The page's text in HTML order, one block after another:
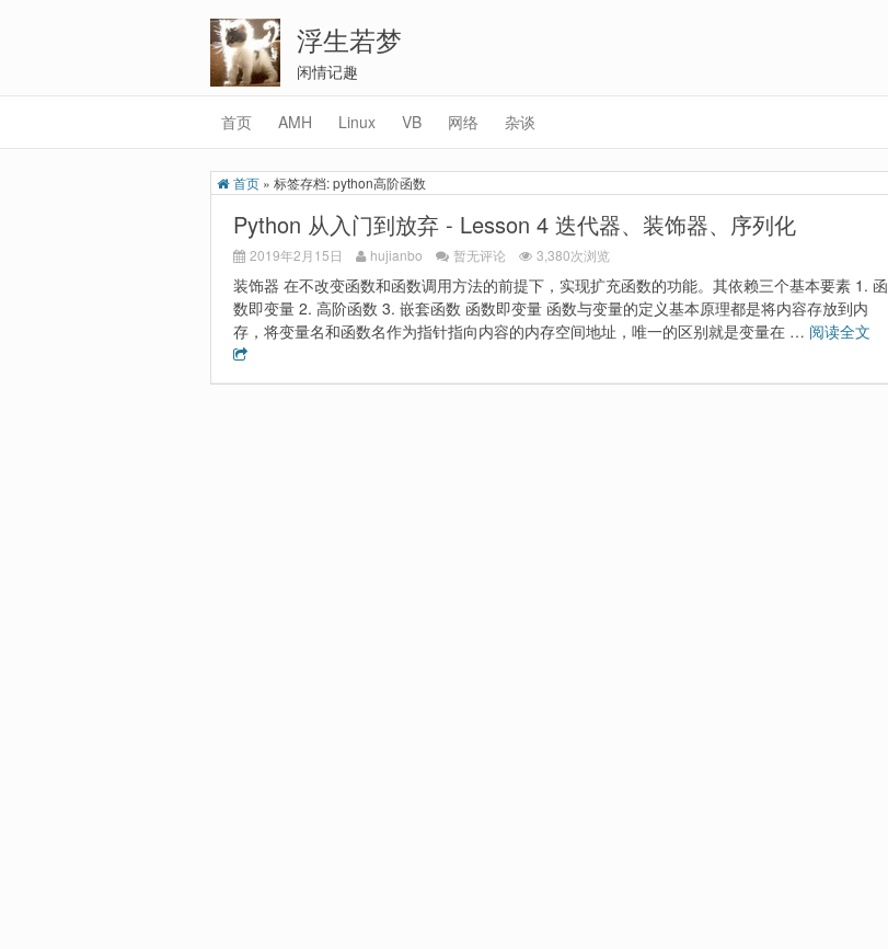
浮生若梦
闲情记趣
首页 AMH Linux VB 网络 杂谈
首页 » 标签存档: python高阶函数
Python 从入门到放弃 - Lesson 4 迭代器、装饰器、序列化
2019年2月15日 hujianbo 暂无评论 3,380次浏览
装饰器 在不改变函数和函数调用方法的前提下，实现扩充函数的功能。其依赖三个基本要素 1. 函
数即变量 2. 高阶函数 3. 嵌套函数 函数即变量 函数与变量的定义基本原理都是将内容存放到内
存，将变量名和函数名作为指针指向内容的内存空间地址，唯一的区别就是变量在 … 阅读全文